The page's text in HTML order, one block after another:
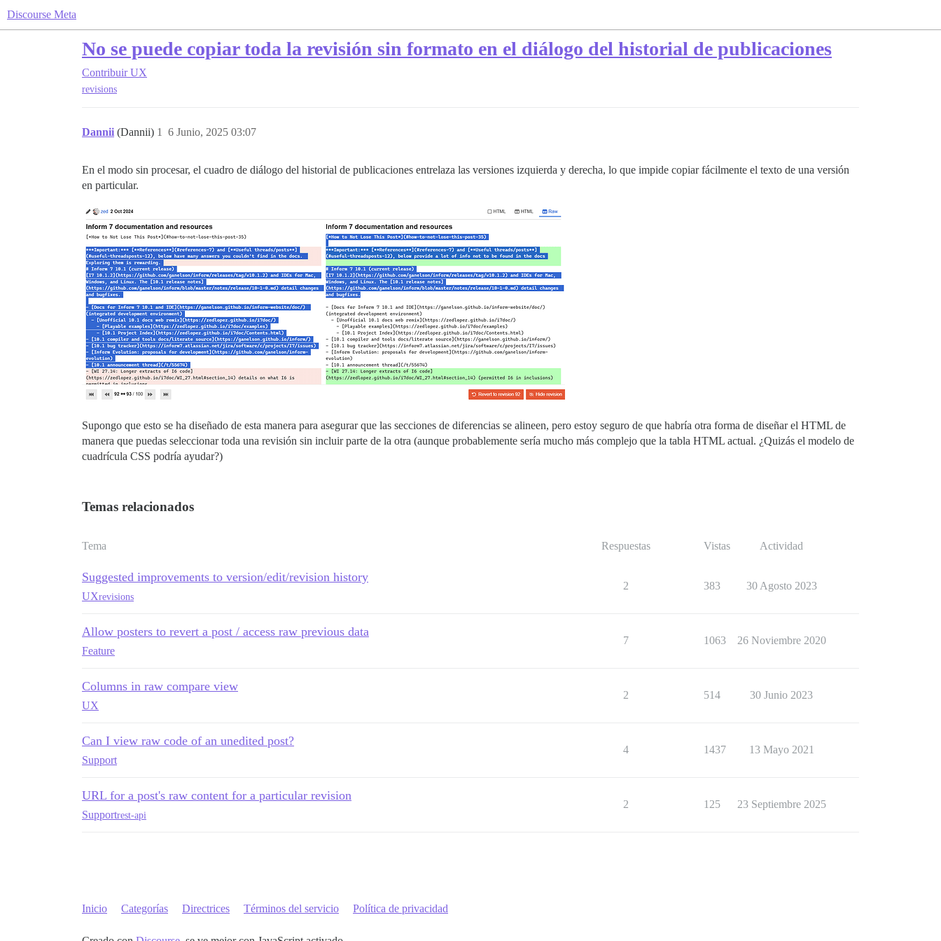
Discourse Meta
No se puede copiar toda la revisión sin formato en el diálogo del historial de publicaciones
Contribuir UX
revisions
Dannii (Dannii) 6 Junio, 2025 03:07
1
En el modo sin procesar, el cuadro de diálogo del historial de publicaciones entrelaza las versiones izquierda y derecha, lo que impide copiar fácilmente el texto de una versión
en particular.
Supongo que esto se ha diseñado de esta manera para asegurar que las secciones de diferencias se alineen, pero estoy seguro de que habría otra forma de diseñar el HTML de
manera que puedas seleccionar toda una revisión sin incluir parte de la otra (aunque probablemente sería mucho más complejo que la tabla HTML actual. ¿Quizás el modelo de
cuadrícula CSS podría ayudar?)
Temas relacionados
Tema Respuestas Vistas Actividad
Suggested improvements to version/edit/revision history
UXrevisions
2 383 30 Agosto 2023
Allow posters to revert a post / access raw previous data
Feature
7 1063 26 Noviembre 2020
Columns in raw compare view
UX
2 514 30 Junio 2023
Can I view raw code of an unedited post?
Support
4 1437 13 Mayo 2021
URL for a post's raw content for a particular revision
Supportrest-api
2 125 23 Septiembre 2025
Inicio Categorías Directrices Términos del servicio Política de privacidad